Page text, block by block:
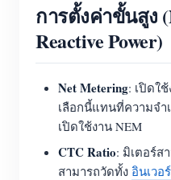
การตั้งค่าขั้นสูง
Reactive Power)
Net Metering: เปิดใ
เลือกนี้แทนที่ความจำ
เปิดใช้งาน NEM
CTC Ratio: มิเตอร์ส
สามารถวัดทั้ง อินเวอ